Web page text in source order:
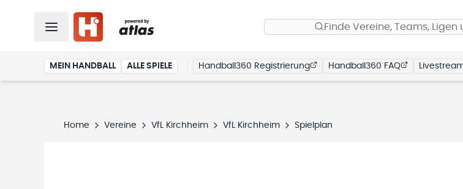
Finde Vereine, Teams, Ligen
MEIN HANDBALL ALLE SPIELE Handball360 Registrierung Handball360 FAQ
Home Vereine VfL Kirchheim VfL Kirchheim Spielplan